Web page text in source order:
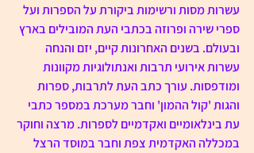
עשרות מסות ורשימות ביקורת על הספרות ועל
ספרי שירה ופרוזה בכתבי העת המובילים בארץ
ובעולם. בשנים האחרונות קיים, יזם והנחה
עשרות אירועי תרבות ואנתולוגיות מקוונות
ומודפסות. עורך כתב העת לתרבות, ספרות
והגות 'קול ההמון' וחבר מערכת במספר כתבי
עת בינלאומיים ואקדמיים לספרות. מרצה וחוקר
במכללה האקדמית צפת וחבר במוסד הרצל